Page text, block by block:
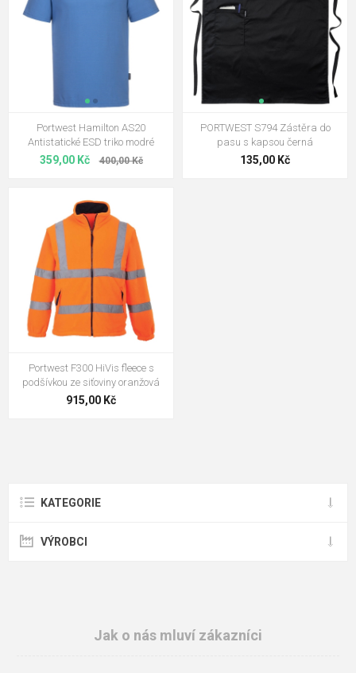
Portwest Hamilton AS20
Antistatické ESD triko modré
359,00 Kč 400,00 Kč
PORTWEST S794 Zástěra do
pasu s kapsou černá
135,00 Kč
Portwest F300 HiVis fleece s
podšívkou ze siťoviny oranžová
915,00 Kč
KATEGORIE
VÝROBCI
Jak o nás mluví zákazníci